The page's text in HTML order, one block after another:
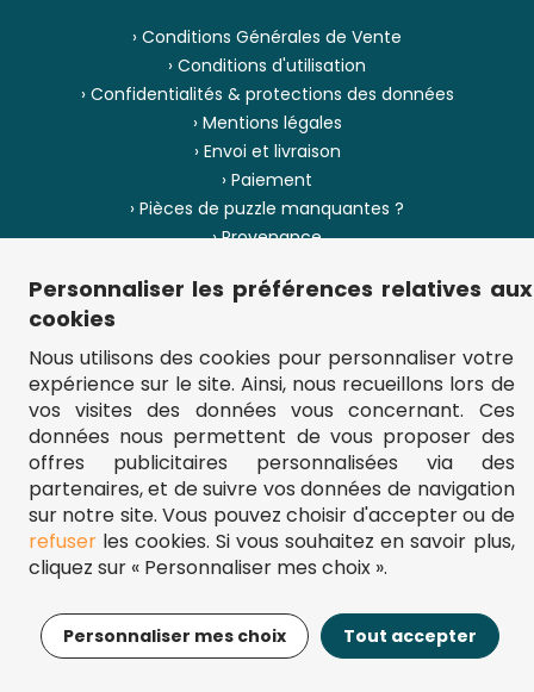
14,95€ Ajouter au panier
› Conditions Générales de Vente
› Conditions d'utilisation
› Confidentialités & protections des données
› Mentions légales
› Envoi et livraison
› Paiement
› Pièces de puzzle manquantes ?
› Provenance
› Plan du site
** Frais d'envoi = 6,95 € (France) / gratuit à partir de 45 €.
fou-de-puzzle.com : le site référence pour acheter des puzzles de
qualité à bon prix.
© Fou-de-puzzle.com 2011 - 2026
Personnaliser les préférences relatives aux
cookies
Nous utilisons des cookies pour personnaliser votre
expérience sur le site. Ainsi, nous recueillons lors de
vos visites des données vous concernant. Ces
données nous permettent de vous proposer des
offres publicitaires personnalisées via des
partenaires, et de suivre vos données de navigation
sur notre site. Vous pouvez choisir d'accepter ou de
refuserles cookies. Si vous souhaitez en savoir plus,
cliquez sur « Personnaliser mes choix ».
Personnaliser mes choix Tout accepter